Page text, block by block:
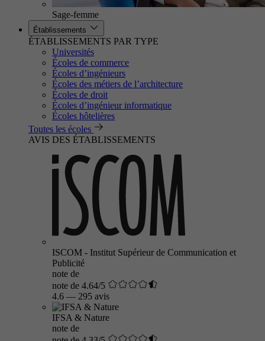
Sage-femme
Établissements
ÉTABLISSEMENTS PAR TYPE
Universités
Écoles de commerce
Écoles d’ingénieurs
Écoles des métiers de l’architecture
Écoles de droit
Écoles d’ingénieur informatique
Écoles hôtelières
Toutes les écoles
AVIS DES ÉTABLISSEMENTS
ISCOM - Institut Supérieur de Communication et
Publicité
note de
note de 4.64/5
4.6 — 295 avis
IFSA & Nature
note de